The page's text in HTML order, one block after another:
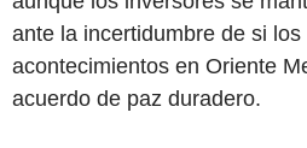
ante la incertidumbre de si
acontecimientos en Oriente
acuerdo de paz duradero.